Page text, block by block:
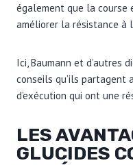
également que la course
améliorer la résistance à
Ici, Baumann et d’autres
conseils qu’ils partagent
d’exécution qui ont une
LES
GLUCIDES